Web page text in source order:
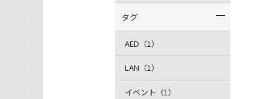
タグ
AED（1）
LAN（1）
イベント（1）